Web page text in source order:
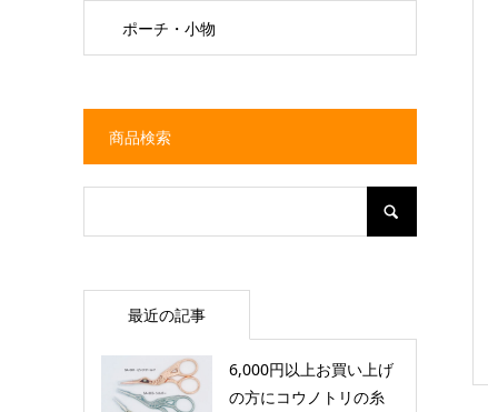
ポーチ・小物
商品検索
最近の記事
6,000円以上お買い上げ
の方にコウノトリの糸